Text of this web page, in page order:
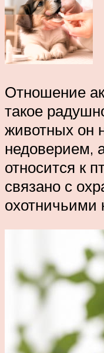
Отношение
такое
животных он
недоверием,
относится к
связано с
охотничьими